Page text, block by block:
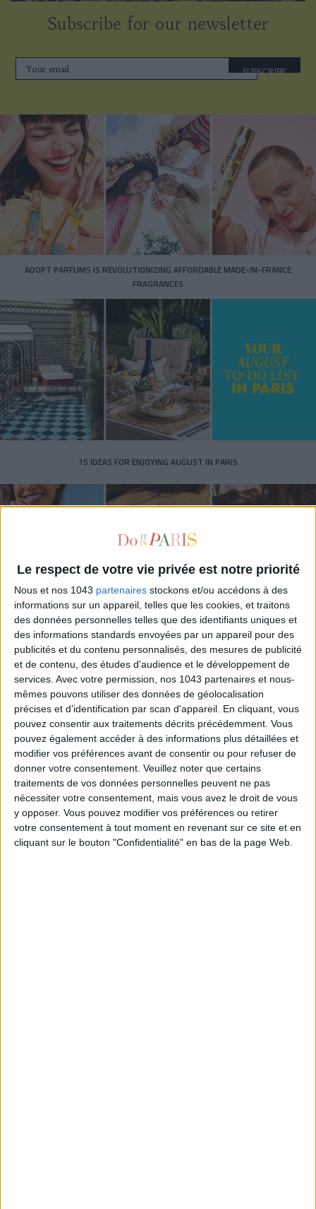
Le respect de votre vie privée est notre priorité
Nous et nos 1043 partenaires stockons et/ou accédons à des
informations sur un appareil, telles que les cookies, et traitons
des données personnelles telles que des identifiants uniques et
des informations standards envoyées par un appareil pour des
publicités et du contenu personnalisés, des mesures de publicité
et de contenu, des études d'audience et le développement de
services. Avec votre permission, nos 1043 partenaires et nous-
mêmes pouvons utiliser des données de géolocalisation
précises et d’identification par scan d'appareil. En cliquant, vous
pouvez consentir aux traitements décrits précédemment. Vous
pouvez également accéder à des informations plus détaillées et
modifier vos préférences avant de consentir ou pour refuser de
donner votre consentement. Veuillez noter que certains
traitements de vos données personnelles peuvent ne pas
nécessiter votre consentement, mais vous avez le droit de vous
y opposer. Vous pouvez modifier vos préférences ou retirer
votre consentement à tout moment en revenant sur ce site et en
cliquant sur le bouton "Confidentialité" en bas de la page Web.
Subscribe for our newsletter
SUBSCRIBE
ADOPT PARFUMS IS REVOLUTIONIZING AFFORDABLE MADE-IN-FRANCE
FRAGRANCES
15 IDEAS FOR ENJOYING AUGUST IN PARIS
SPF 50 SUNSCREENS YOU'LL ACTUALLY WANT TO SLATHER ON
THE BEST HOTELS FOR A SPA AND GASTRONOMY WEEKEND